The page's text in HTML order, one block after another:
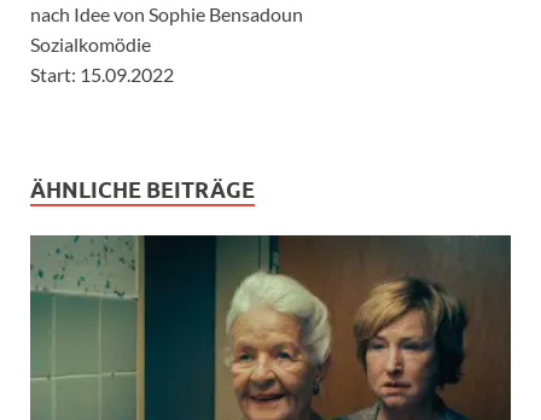
nach Idee von Sophie Bensadoun
Sozialkomödie
Start: 15.09.2022
ÄHNLICHE BEITRÄGE